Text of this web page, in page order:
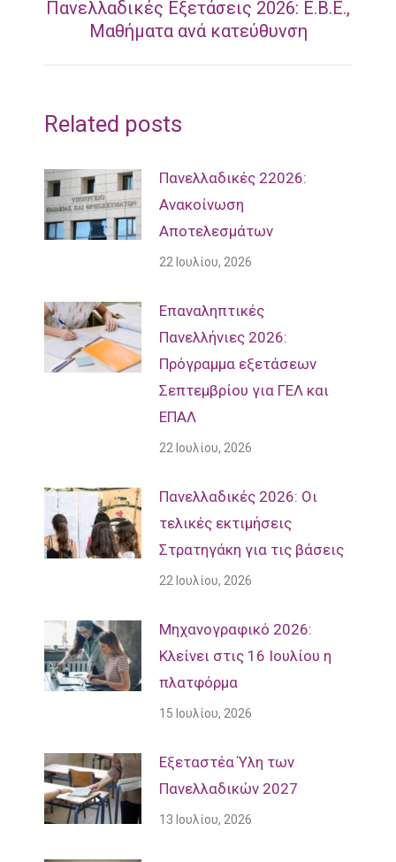
Next
Πανελλαδικές Εξετάσεις 2026: Ε.Β.Ε.,
Μαθήματα ανά κατεύθυνση
Related posts
Πανελλαδικές 22026:
Ανακοίνωση
Αποτελεσμάτων
22 Ιουλίου, 2026
Επαναληπτικές
Πανελλήνιες 2026:
Πρόγραμμα εξετάσεων
Σεπτεμβρίου για ΓΕΛ και
ΕΠΑΛ
22 Ιουλίου, 2026
Πανελλαδικές 2026: Οι
τελικές εκτιμήσεις
Στρατηγάκη για τις βάσεις
22 Ιουλίου, 2026
Μηχανογραφικό 2026:
Κλείνει στις 16 Ιουλίου η
πλατφόρμα
15 Ιουλίου, 2026
Εξεταστέα Ύλη των
Πανελλαδικών 2027
13 Ιουλίου, 2026